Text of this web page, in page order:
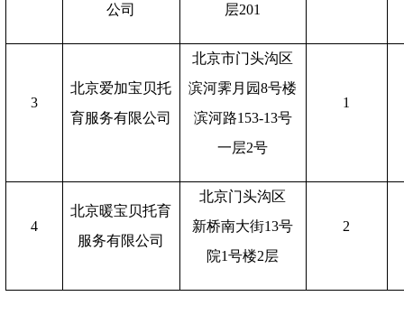
公司
层201
3
北京爱加宝贝托
育服务有限公司
北京市门头沟区
滨河霁月园8号楼
滨河路153-13号
一层2号
1
4
北京暖宝贝托育
服务有限公司
北京门头沟区
新桥南大街13号
院1号楼2层
2